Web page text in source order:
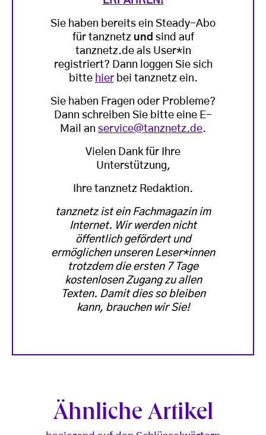
Sie haben bereits ein Steady-Abo
für tanznetz und sind auf
tanznetz.de als User*in
registriert? Dann loggen Sie sich
bitte hierbei tanznetz ein.
Sie haben Fragen oder Probleme?
Dann schreiben Sie bitte eine E-
Mail an service@tanznetz.de.
Vielen Dank für Ihre
Unterstützung,
Ihre tanznetz Redaktion.
tanznetz ist ein Fachmagazin im
Internet. Wir werden nicht
öffentlich gefördert und
ermöglichen unseren Leser*innen
trotzdem die ersten 7 Tage
kostenlosen Zugang zu allen
Texten. Damit dies so bleiben
kann, brauchen wir Sie!
Ähnliche Artikel